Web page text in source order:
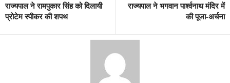
राज्यपाल ने रामपुकार सिंह को दिलायी
प्रोटेम स्पीकर की शपथ
राज्यपाल ने भगवान पार्श्वनाथ मंदिर में
की पूजा-अर्चना